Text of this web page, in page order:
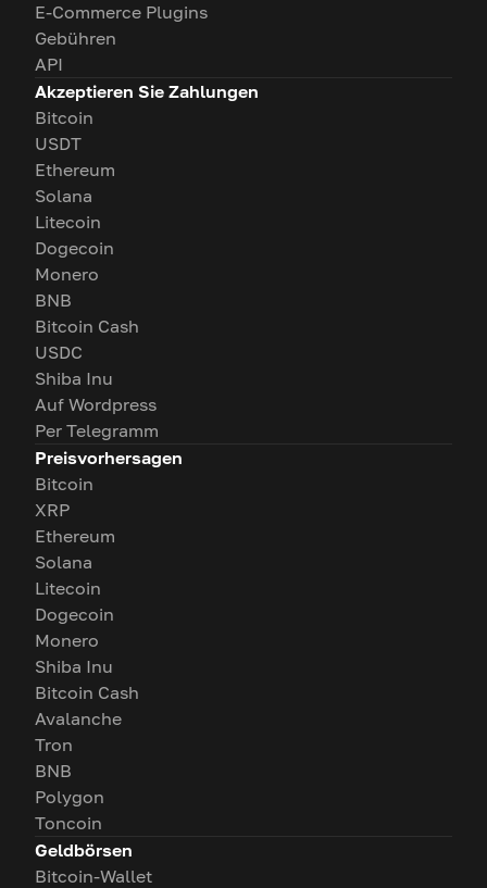
E-Commerce Plugins
Gebühren
API
Akzeptieren Sie Zahlungen
Bitcoin
USDT
Ethereum
Solana
Litecoin
Dogecoin
Monero
BNB
Bitcoin Cash
USDC
Shiba Inu
Auf Wordpress
Per Telegramm
Preisvorhersagen
Bitcoin
XRP
Ethereum
Solana
Litecoin
Dogecoin
Monero
Shiba Inu
Bitcoin Cash
Avalanche
Tron
BNB
Polygon
Toncoin
Geldbörsen
Bitcoin-Wallet